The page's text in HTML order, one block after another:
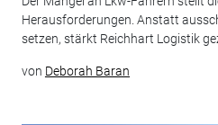
Herausforderungen. Anstatt
setzen, stärkt Reichhart Logistik
von Deborah Baran